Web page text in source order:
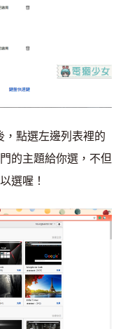
點選左邊列表裡的
的主題給你選，不但
選喔！